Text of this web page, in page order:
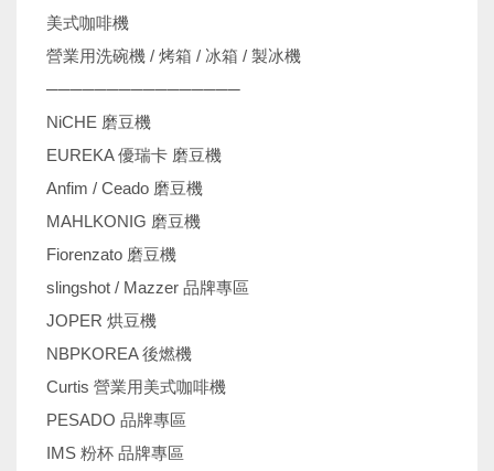
美式咖啡機
營業用洗碗機 / 烤箱 / 冰箱 / 製冰機
────────────────
NiCHE 磨豆機
EUREKA 優瑞卡 磨豆機
Anfim / Ceado 磨豆機
MAHLKONIG 磨豆機
Fiorenzato 磨豆機
slingshot / Mazzer 品牌專區
JOPER 烘豆機
NBPKOREA 後燃機
Curtis 營業用美式咖啡機
PESADO 品牌專區
IMS 粉杯 品牌專區